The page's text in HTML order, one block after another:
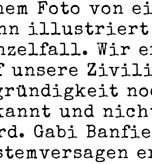
Foto von
illustriert
Wir
unsere
und
Gabi